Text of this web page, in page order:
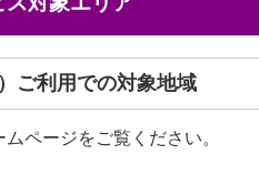
ご利用での対象地域
ページをご覧ください。